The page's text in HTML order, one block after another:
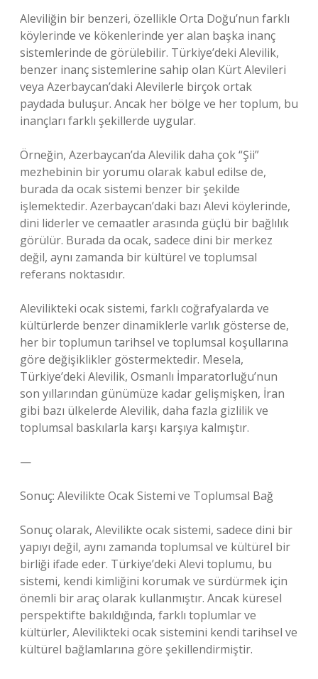
Aleviliğin bir benzeri, özellikle Orta Doğu’nun farklı
köylerinde ve kökenlerinde yer alan başka inanç
sistemlerinde de görülebilir. Türkiye’deki Alevilik,
benzer inanç sistemlerine sahip olan Kürt Alevileri
veya Azerbaycan’daki Alevilerle birçok ortak
paydada buluşur. Ancak her bölge ve her toplum, bu
inançları farklı şekillerde uygular.
Örneğin, Azerbaycan’da Alevilik daha çok “Şii”
mezhebinin bir yorumu olarak kabul edilse de,
burada da ocak sistemi benzer bir şekilde
işlemektedir. Azerbaycan’daki bazı Alevi köylerinde,
dini liderler ve cemaatler arasında güçlü bir bağlılık
görülür. Burada da ocak, sadece dini bir merkez
değil, aynı zamanda bir kültürel ve toplumsal
referans noktasıdır.
Alevilikteki ocak sistemi, farklı coğrafyalarda ve
kültürlerde benzer dinamiklerle varlık gösterse de,
her bir toplumun tarihsel ve toplumsal koşullarına
göre değişiklikler göstermektedir. Mesela,
Türkiye’deki Alevilik, Osmanlı İmparatorluğu’nun
son yıllarından günümüze kadar gelişmişken, İran
gibi bazı ülkelerde Alevilik, daha fazla gizlilik ve
toplumsal baskılarla karşı karşıya kalmıştır.
—
Sonuç: Alevilikte Ocak Sistemi ve Toplumsal Bağ
Sonuç olarak, Alevilikte ocak sistemi, sadece dini bir
yapıyı değil, aynı zamanda toplumsal ve kültürel bir
birliği ifade eder. Türkiye’deki Alevi toplumu, bu
sistemi, kendi kimliğini korumak ve sürdürmek için
önemli bir araç olarak kullanmıştır. Ancak küresel
perspektifte bakıldığında, farklı toplumlar ve
kültürler, Alevilikteki ocak sistemini kendi tarihsel ve
kültürel bağlamlarına göre şekillendirmiştir.